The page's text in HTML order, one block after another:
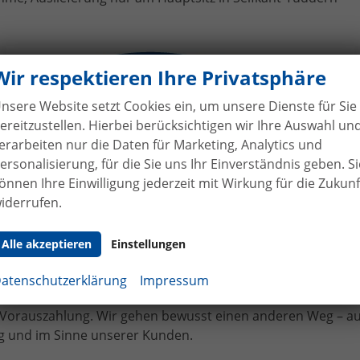
VW Tiguan II an Familie
respektieren Ihre Privatsphäre
Website setzt Cookies ein, um unsere Dienste für Sie
Hierbei berücksichtigen wir Ihre Auswahl
nur die Daten für Marketing, Analytics und
für die Sie uns Ihr Einverständnis geben.
Ihre Einwilligung jederzeit mit Wirkung für die
Alle akzeptieren Einstellungen
Impressum
von der Forst genießen Sie maximale Sicherheit
uns leisten Sie keine Anzahlung bei Vertragsabschluss.
bereits bei Unterzeichnung des Kaufvertrags eine
Wir gehen bewusst einen anderen Weg –
und im Sinne unserer Kunden.